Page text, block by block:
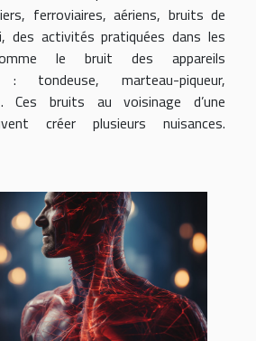
ferroviaires, aériens, bruits de
des activités pratiquées dans les
le bruit des appareils
: tondeuse, marteau-piqueur,
Ces bruits au voisinage d’une
créer plusieurs nuisances.